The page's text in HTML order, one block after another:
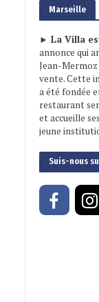
Marseille
► La Villa
annonce qui
Jean-
vente. Cette
a été fondée
restaurant
et accueille
jeune
Suis-nous